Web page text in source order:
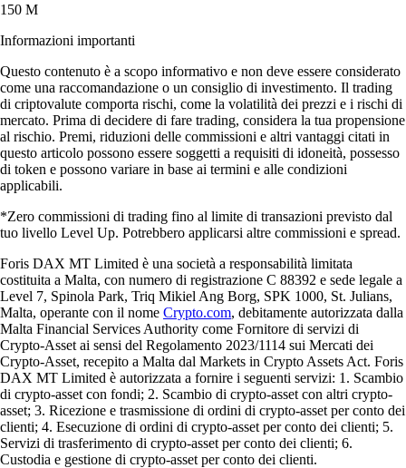
150 M
Informazioni importanti
Questo contenuto è a scopo informativo e non deve essere considerato
come una raccomandazione o un consiglio di investimento. Il trading
di criptovalute comporta rischi, come la volatilità dei prezzi e i rischi di
mercato. Prima di decidere di fare trading, considera la tua propensione
al rischio. Premi, riduzioni delle commissioni e altri vantaggi citati in
questo articolo possono essere soggetti a requisiti di idoneità, possesso
di token e possono variare in base ai termini e alle condizioni
applicabili.
*Zero commissioni di trading fino al limite di transazioni previsto dal
tuo livello Level Up. Potrebbero applicarsi altre commissioni e spread.
Foris DAX MT Limited è una società a responsabilità limitata
costituita a Malta, con numero di registrazione C 88392 e sede legale a
Level 7, Spinola Park, Triq Mikiel Ang Borg, SPK 1000, St. Julians,
Malta, operante con il nome Crypto.com, debitamente autorizzata dalla
Malta Financial Services Authority come Fornitore di servizi di
Crypto-Asset ai sensi del Regolamento 2023/1114 sui Mercati dei
Crypto-Asset, recepito a Malta dal Markets in Crypto Assets Act. Foris
DAX MT Limited è autorizzata a fornire i seguenti servizi: 1. Scambio
di crypto-asset con fondi; 2. Scambio di crypto-asset con altri crypto-
asset; 3. Ricezione e trasmissione di ordini di crypto-asset per conto dei
clienti; 4. Esecuzione di ordini di crypto-asset per conto dei clienti; 5.
Servizi di trasferimento di crypto-asset per conto dei clienti; 6.
Custodia e gestione di crypto-asset per conto dei clienti.